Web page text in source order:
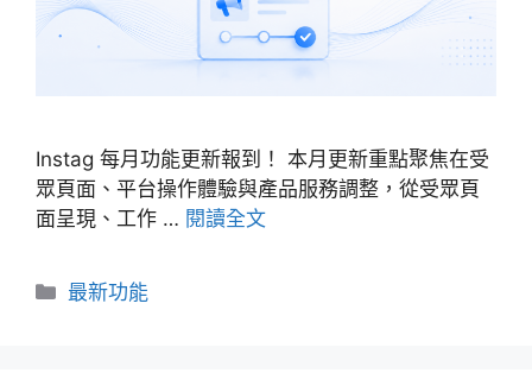
Instag 每月功能更新報到！ 本月更新重點聚焦在受
眾頁面、平台操作體驗與產品服務調整，從受眾頁
面呈現、工作 … 閱讀全文
分
最新功能